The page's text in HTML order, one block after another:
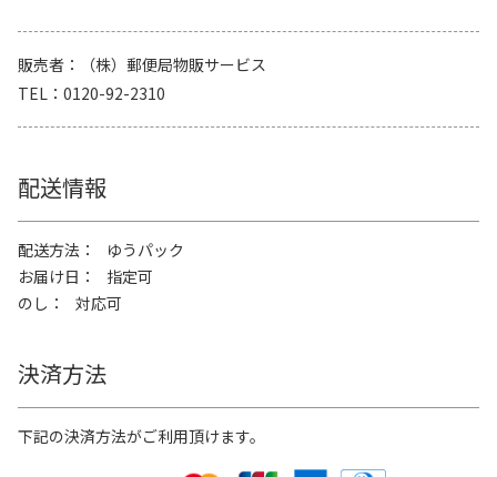
販売者
（株）郵便局物販サービス
TEL
0120-92-2310
配送情報
配送方法
ゆうパック
お届け日
指定可
のし
対応可
決済方法
下記の決済方法がご利用頂けます。